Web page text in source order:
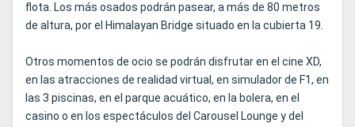
flota. Los más osados podrán pasear, a más de 80 metros
de altura, por el Himalayan Bridge situado en la cubierta 19.
Otros momentos de ocio se podrán disfrutar en el cine XD,
en las atracciones de realidad virtual, en simulador de F1, en
las 3 piscinas, en el parque acuático, en la bolera, en el
casino o en los espectáculos del Carousel Lounge y del